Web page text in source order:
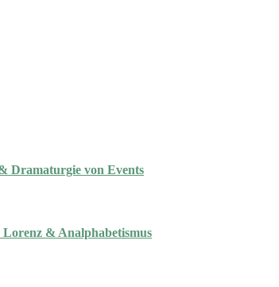
Dramaturgie von Events
& Analphabetismus